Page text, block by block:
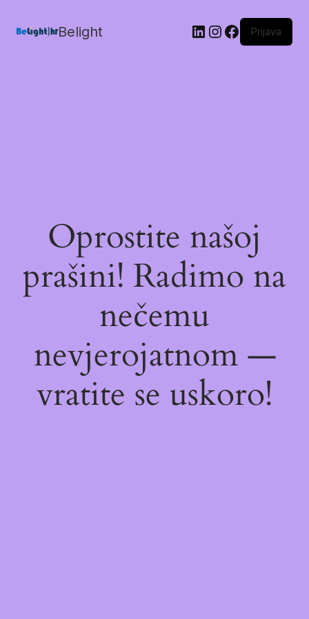
Belight Prijava
Oprostite našoj
prašini! Radimo na
nečemu
nevjerojatnom —
vratite se uskoro!